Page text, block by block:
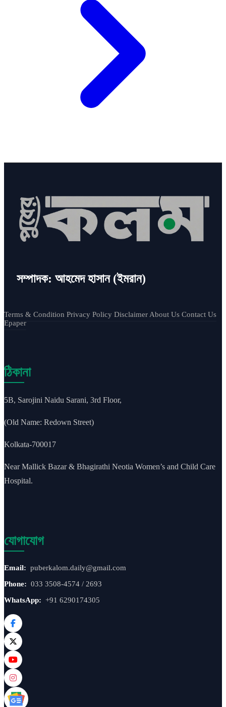
সম্পাদক: আহমেদ হাসান (ইমরান)
Terms & Condition Privacy Policy Disclaimer About Us Contact Us
Epaper
ঠিকানা
5B, Sarojini Naidu Sarani, 3rd Floor,
(Old Name: Redown Street)
Kolkata-700017
Near Mallick Bazar & Bhagirathi Neotia Women’s and Child Care
Hospital.
যোগাযোগ
Email: puberkalom.daily@gmail.com
Phone: 033 3508-4574 / 2693
WhatsApp: +91 6290174305